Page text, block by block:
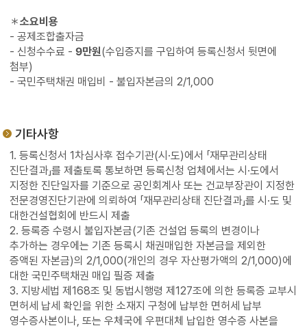
＊소요비용
- 공제조합출자금
- 신청수수료 -9만원(수입증지를 구입하여 등록신청서 뒷면에
첨부)
- 국민주택채권 매입비 - 불입자본금의 2/1,000
기타사항
1. 등록신청서 1차심사후 접수기관(시·도)에서 「재무관리상태
진단결과」를 제출토록 통보하면 등록신청 업체에서는 시·도에서
지정한 진단일자를 기준으로 공인회계사 또는 건교부장관이 지정한
전문경영진단기관에 의뢰하여 「재무관리상태 진단결과」를 시·도 및
대한건설협회에 반드시 제출
2. 등록증 수령시 불입자본금(기존 건설업 등록의 변경이나
추가하는 경우에는 기존 등록시 채권매입한 자본금을 제외한
증액된 자본금)의 2/1,000(개인의 경우 자산평가액의 2/1,000)에
대한 국민주택채권 매입 필증 제출
3. 지방세법 제168조 및 동법시행령 제127조에 의한 등록증 교부시
면허세 납세 확인을 위한 소재지 구청에 납부한 면허세 납부
영수증사본이나, 또는 우체국에 우편대체 납입한 영수증 사본을